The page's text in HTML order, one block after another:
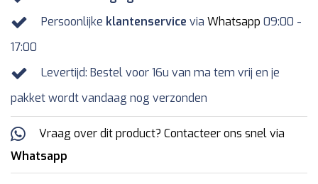
Persoonlijke klantenservice via Whatsapp 09:00 -
17:00
Levertijd: Bestel voor 16u van ma tem vrij en je
pakket wordt vandaag nog verzonden
Vraag over dit product? Contacteer ons snel via
Whatsapp